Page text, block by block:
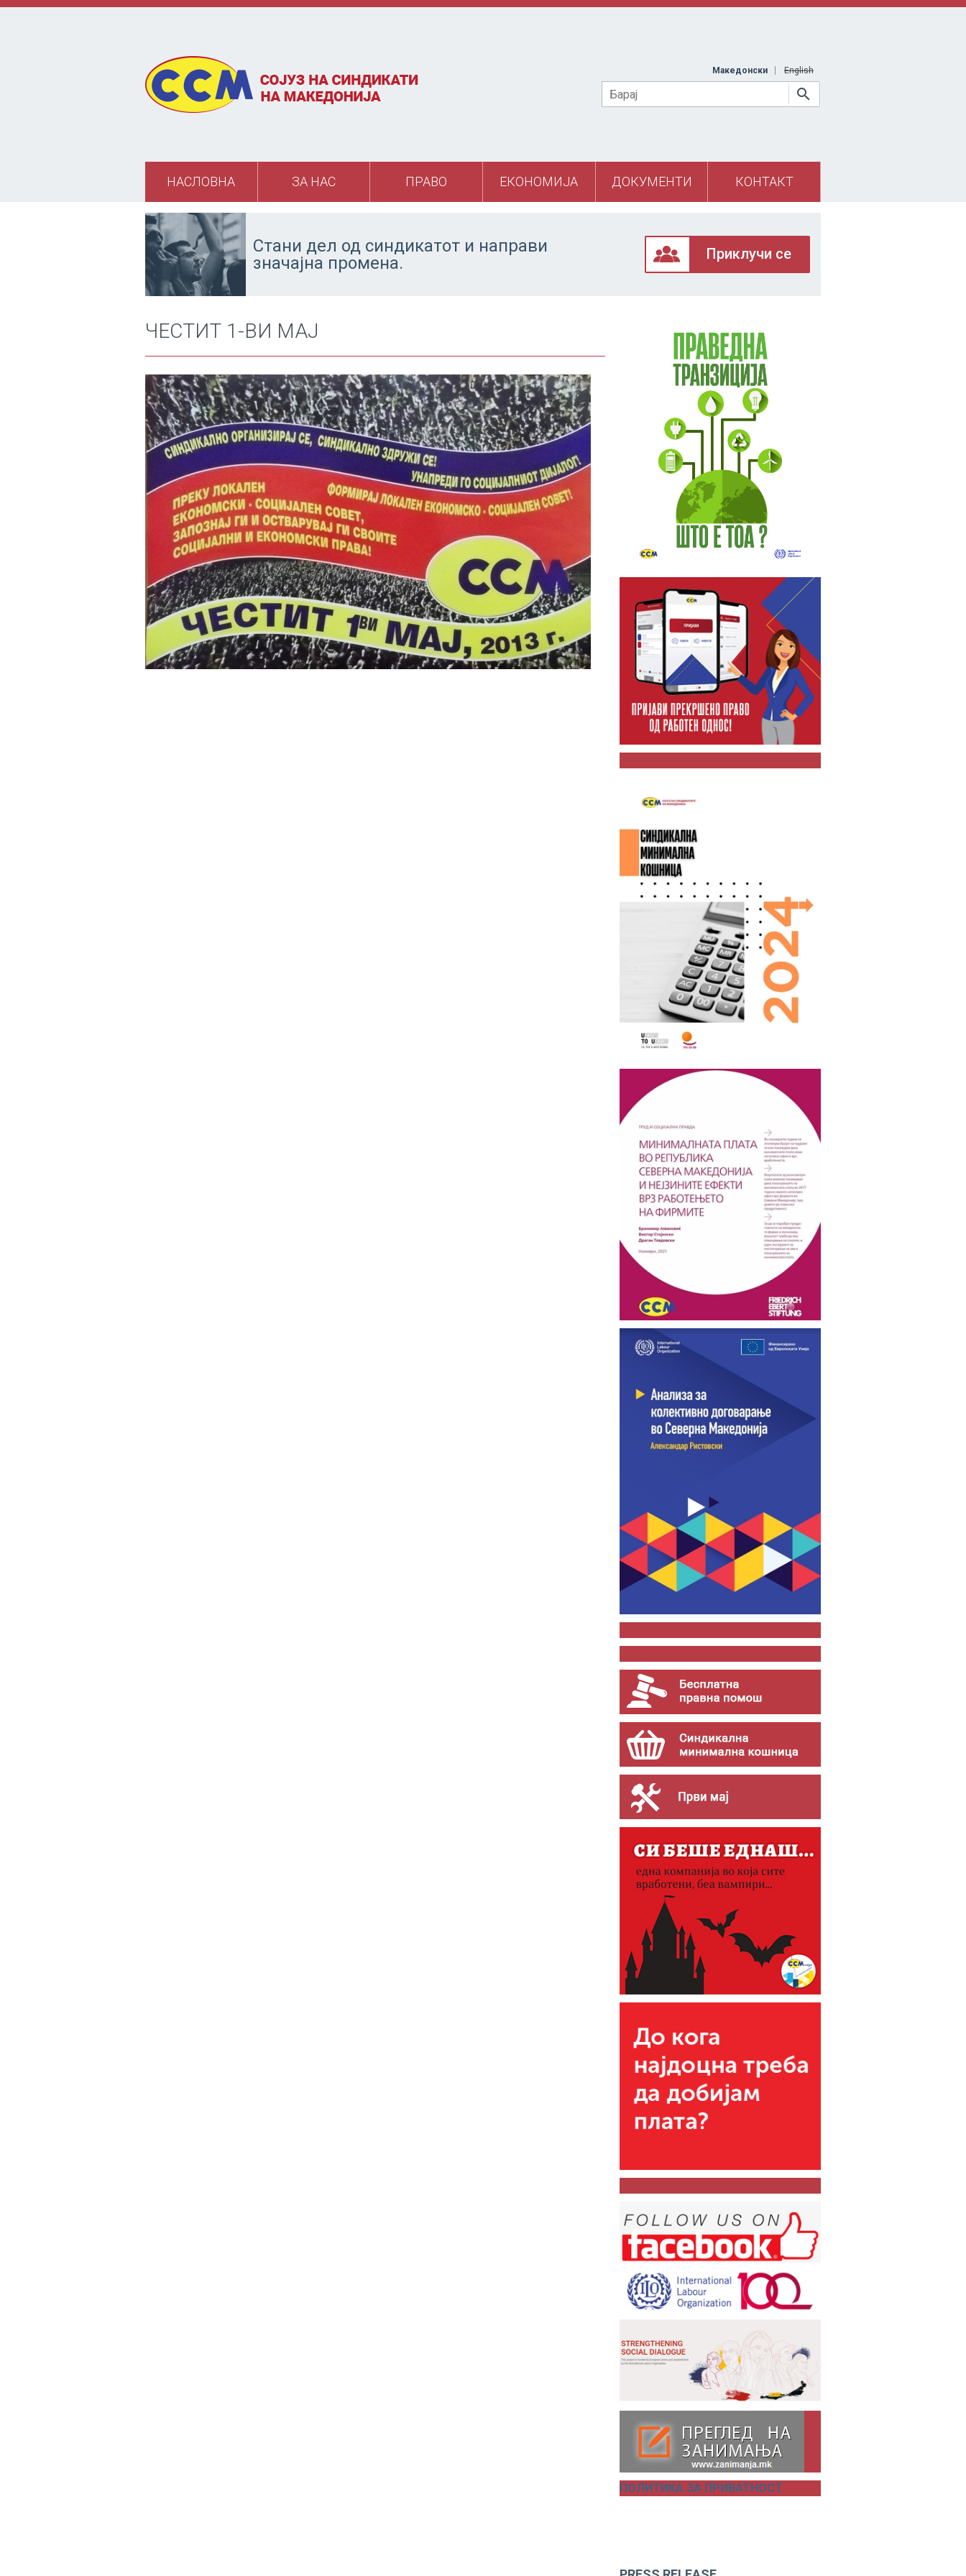
Skip to main content
Македонски English
Барај
НАСЛОВНА ЗА НАС ПРАВО ЕКОНОМИЈА ДОКУМЕНТИ КОНТАКТ
Стани дел од синдикатот и направи
значајна промена.
Приклучи се
ЧЕСТИТ 1-ВИ МАЈ
ПОЛИТИКА ЗА ПРИВАТНОСТ